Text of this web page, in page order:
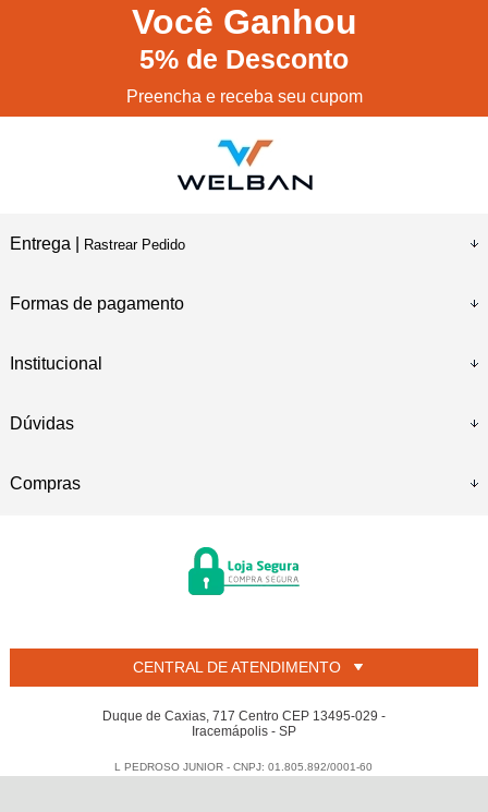
Você Ganhou
5% de Desconto
Preencha e receba seu cupom
Entrega | Rastrear Pedido
Formas de pagamento
Institucional
Dúvidas
Compras
CENTRAL DE ATENDIMENTO
Duque de Caxias, 717 Centro CEP 13495-029 -
Iracemápolis - SP
L PEDROSO JUNIOR - CNPJ: 01.805.892/0001-60